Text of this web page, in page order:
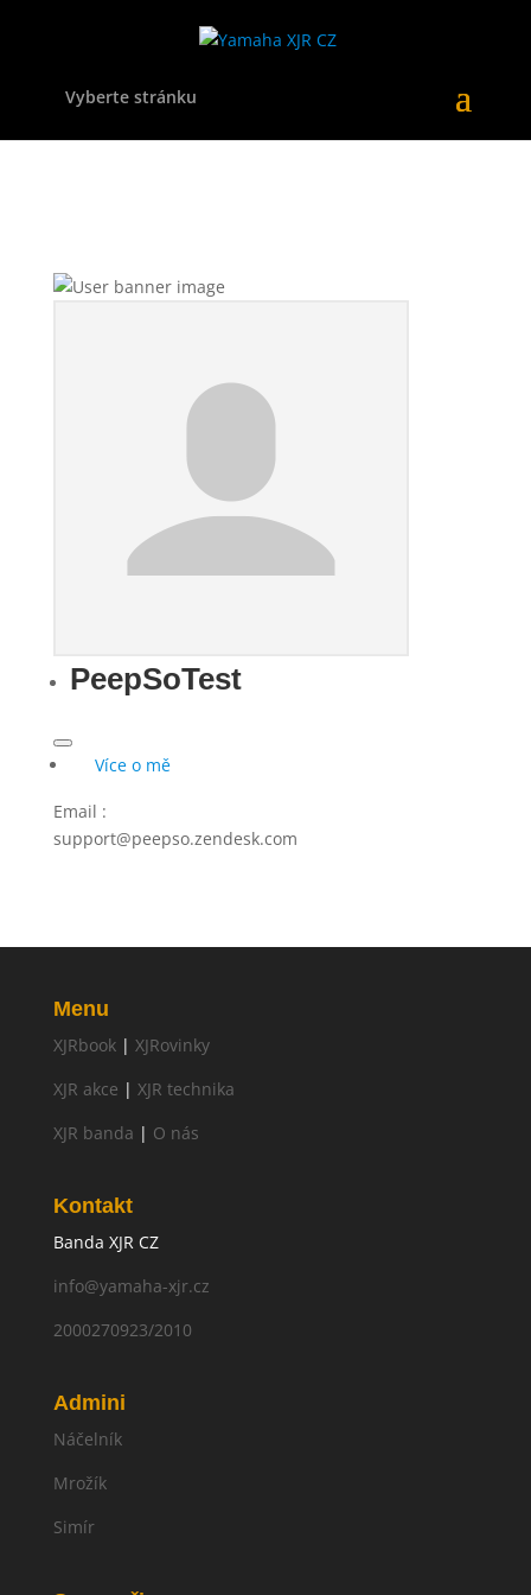
Vyberte stránku
PeepSoTest
Více o mě
Email :
support@peepso.zendesk.com
Menu
XJRbook| XJRovinky
XJR akce | XJR technika
XJR banda | O nás
Kontakt
Banda XJR CZ
info@yamaha-xjr.cz
2000270923/2010
Admini
Náčelník
Mrožík
Simír